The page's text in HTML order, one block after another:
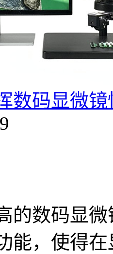
数码显微镜
的数码显
能，使得